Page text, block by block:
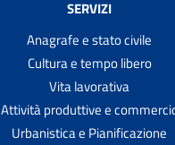
SERVIZI
Anagrafe e stato civile
Cultura e tempo libero
Vita lavorativa
Attività produttive e
Urbanistica e Pianificazione